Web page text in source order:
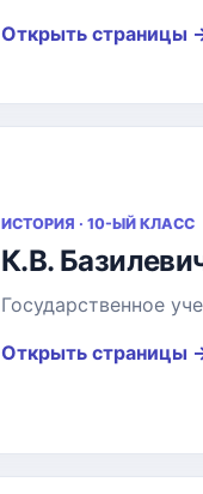
Открыть страницы
ИСТОРИЯ · 10-ЫЙ КЛАСС
К.В.
Государственное
Открыть страницы